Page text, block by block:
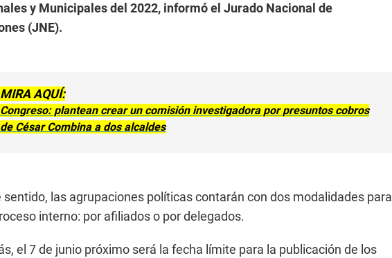
y Municipales del 2022, informó el Jurado Nacional de
(JNE).
MIRA AQUÍ:
Congreso: plantean crear un comisión investigadora por presuntos cobros
de César Combina a dos alcaldes
sentido, las agrupaciones políticas contarán con dos modalidades para
interno: por afiliados o por delegados.
el 7 de junio próximo será la fecha límite para la publicación de los